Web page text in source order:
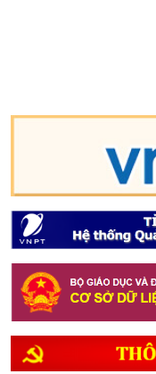
2026
1. THÔNG
2. Kế hoạch
...
3. Công văn
4. Bảng ghi
5. Kế hoạch